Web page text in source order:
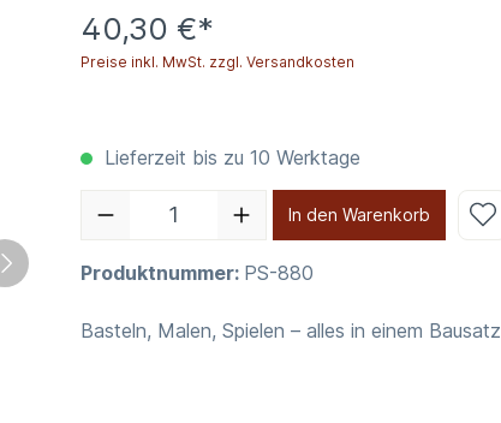
40,30 €*
Preise inkl. MwSt. zzgl. Versandkosten
Lieferzeit bis zu 10 Werktage
In den Warenkorb
Produktnummer: PS-880
Basteln, Malen, Spielen – alles in einem Bausatz